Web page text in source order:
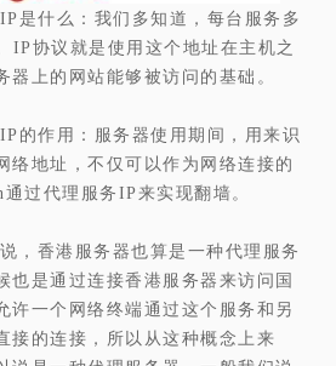
是什么：我们多知道，每台服务多
IP协议就是使用这个地址在主机之
器上的网站能够被访问的基础。
的作用：服务器使用期间，用来识
络地址，不仅可以作为网络连接的
过代理服务IP来实现翻墙。
，香港服务器也算是一种代理服务
也是通过连接香港服务器来访问国
许一个网络终端通过这个服务和另
接的连接，所以从这种概念上来